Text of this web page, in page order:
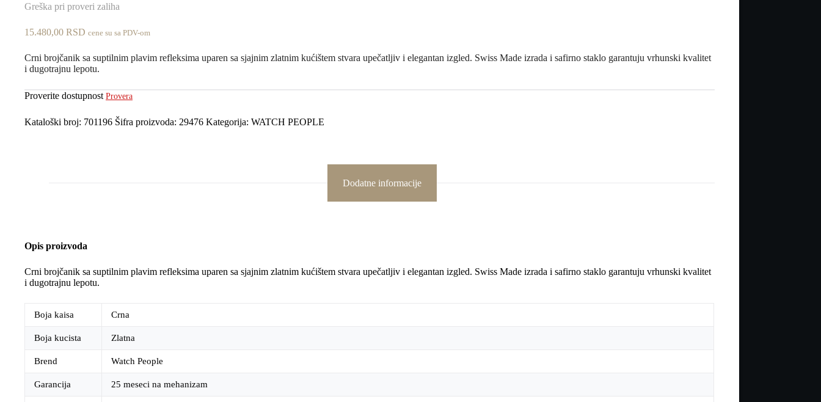
Greška pri proveri zaliha
15.480,00 RSD cene su sa PDV-om
Crni brojčanik sa suptilnim plavim refleksima uparen sa sjajnim zlatnim kućištem stvara upečatljiv i elegantan izgled. Swiss Made izrada i safirno staklo garantuju vrhunski kvalitet
i dugotrajnu lepotu.
Proverite dostupnost Provera
Kataloški broj: 701196 Šifra proizvoda: 29476 Kategorija: WATCH PEOPLE
Dodatne informacije
Opis proizvoda
Crni brojčanik sa suptilnim plavim refleksima uparen sa sjajnim zlatnim kućištem stvara upečatljiv i elegantan izgled. Swiss Made izrada i safirno staklo garantuju vrhunski kvalitet
i dugotrajnu lepotu.
Boja kaisa Crna
Boja kucista Zlatna
Brend Watch People
Garancija 25 meseci na mehanizam